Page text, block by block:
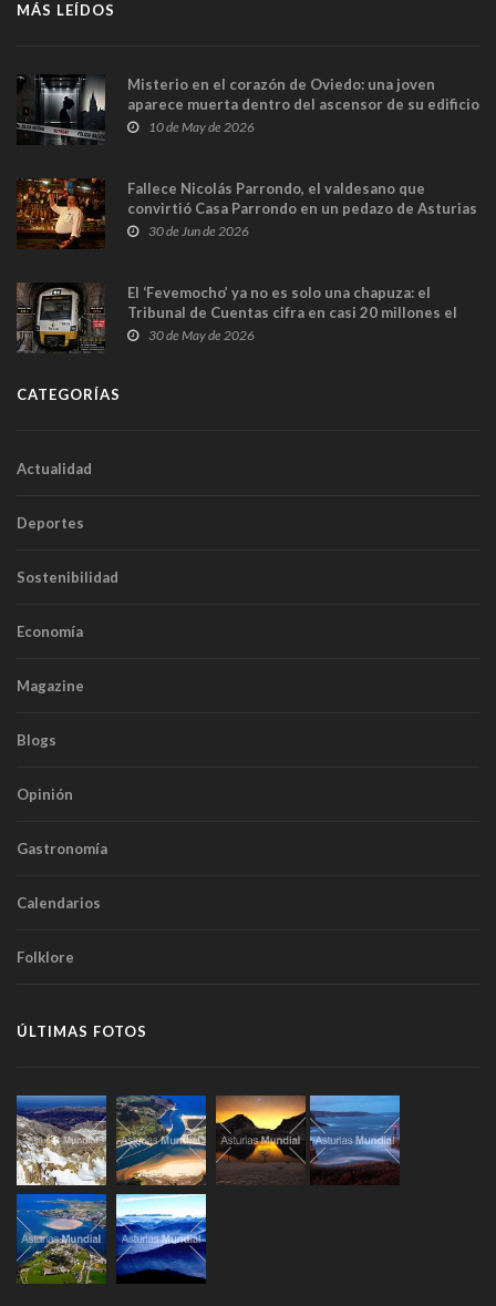
MÁS LEÍDOS
Misterio en el corazón de Oviedo: una joven
aparece muerta dentro del ascensor de su edificio
y las cámaras captan sus últimos minutos
10 de May de 2026
Fallece Nicolás Parrondo, el valdesano que
convirtió Casa Parrondo en un pedazo de Asturias
en Madrid
30 de Jun de 2026
El ‘Fevemocho’ ya no es solo una chapuza: el
Tribunal de Cuentas cifra en casi 20 millones el
sobrecoste de los trenes que no cabían por los
30 de May de 2026
CATEGORÍAS
Actualidad
Deportes
Sostenibilidad
Economía
Magazine
Blogs
Opinión
Gastronomía
Calendarios
Folklore
ÚLTIMAS FOTOS